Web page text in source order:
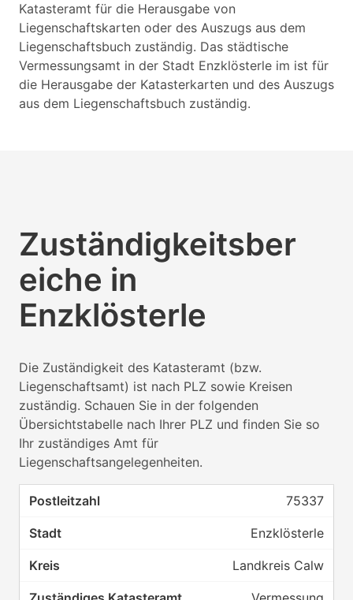
Katasteramt für die Herausgabe von
Liegenschaftskarten oder des Auszugs aus dem
Liegenschaftsbuch zuständig. Das städtische
Vermessungsamt in der Stadt Enzklösterle im ist für
die Herausgabe der Katasterkarten und des Auszugs
aus dem Liegenschaftsbuch zuständig.
Zuständigkeitsber
eiche in
Enzklösterle
Die Zuständigkeit des Katasteramt (bzw.
Liegenschaftsamt) ist nach PLZ sowie Kreisen
zuständig. Schauen Sie in der folgenden
Übersichtstabelle nach Ihrer PLZ und finden Sie so
Ihr zuständiges Amt für
Liegenschaftsangelegenheiten.
75337
Enzklösterle
Landkreis Calw